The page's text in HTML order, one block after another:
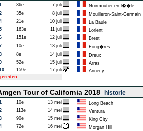
36e 7 juli Noirmoutier-en-l��le
35e 8 juli Mouilleron-Saint-Germain
21e 10 juli La Baule
163e 11 juli Lorient
151e 12 juli Brest
10e 13 juli Foug�res
8e 14 juli Dreux
52e 15 juli Arras
159e 17 juli Annecy
Tour of California 2018 historie
10e 13 mei Long Beach
113e 14 mei Ventura
90e 15 mei King City
72e 16 mei Morgan Hill